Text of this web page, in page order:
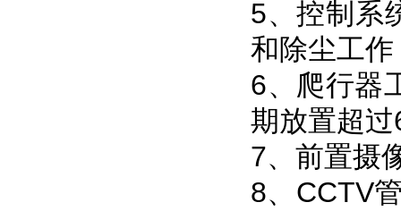
5、控制系
和除尘工作
6、爬行器
期放置超
7、前置摄
8、CCTV